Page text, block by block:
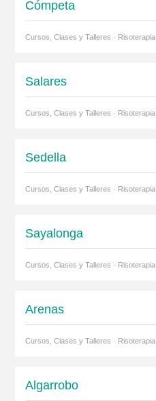
Cómpeta
Cursos, Clases y Talleres · Risoterapia
Salares
Cursos, Clases y Talleres · Risoterapia
Sedella
Cursos, Clases y Talleres · Risoterapia
Sayalonga
Cursos, Clases y Talleres · Risoterapia
Arenas
Cursos, Clases y Talleres · Risoterapia
Algarrobo